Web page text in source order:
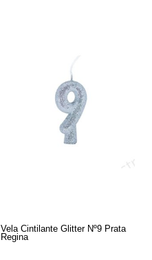
Vela Cintilante Glitter Nº9 Prata
Regina